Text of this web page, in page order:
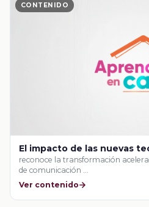
CONTENIDO
El impacto de las nuevas
reconoce la transformación
de comunicación …
Ver contenido